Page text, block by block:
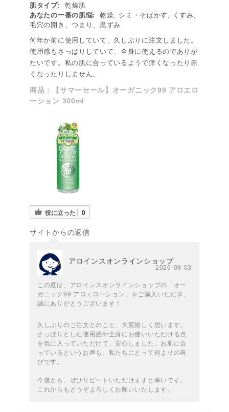
肌タイプ:
乾燥肌
あなたの一番の肌悩:
乾燥, シミ・そばかす, くすみ,
毛穴の開き、つまり、黒ずみ
何年か前に使用していて、久しぶりに注文しました。
使用感もさっぱりしていて、全身に使えるのでありが
たいです。私の肌に合っているようで痒くなったり赤
くなったりしません。
商品：
【サマーセール】オーガニック99 アロエロ
ーション 300ml
役に立った 0
サイトからの返信
アロインスオンラインショップ
2026-08-03
この度は、アロインスオンラインショップの「オー
ガニック99 アロエローション」をご購入いただき、
誠にありがとうございます！
久しぶりのご注文とのこと、大変嬉しく思います。
さっぱりとした使用感や全身にお使いいただける点
を気に入っていただけて、安心しました。お肌に合
っているというお声も、私たちにとって何よりの喜
びです。
今後とも、ぜひリピートいただけますと幸いです。
これからもどうぞよろしくお願いいたします。